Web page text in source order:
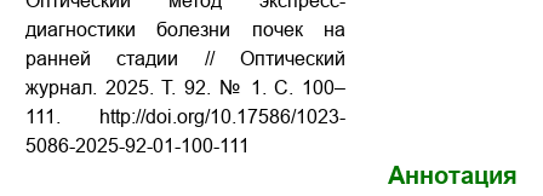
диагностики болезни почек на
ранней стадии // Оптический
журнал. 2025. Т. 92. № 1. С. 100–
111. http://doi.org/10.17586/1023-
5086-2025-92-01-100-111
Аннотация